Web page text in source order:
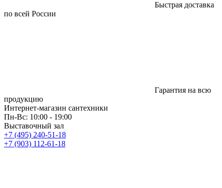
Быстрая доставка
по всей России
Гарантия на всю
продукцию
Интернет-магазин сантехники
Пн-Вс: 10:00 - 19:00
Выставочный зал
+7 (495) 240-51-18
+7 (903) 112-61-18